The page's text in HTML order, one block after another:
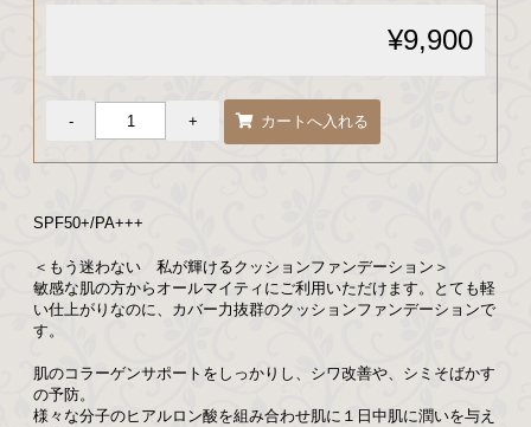
¥9,900
SPF50+/PA+++
＜もう迷わない 私が輝けるクッションファンデーション＞
敏感な肌の方からオールマイティにご利用いただけます。とても軽
い仕上がりなのに、カバー力抜群のクッションファンデーションで
す。
肌のコラーゲンサポートをしっかりし、シワ改善や、シミそばかす
の予防。
様々な分子のヒアルロン酸を組み合わせ肌に１日中肌に潤いを与え